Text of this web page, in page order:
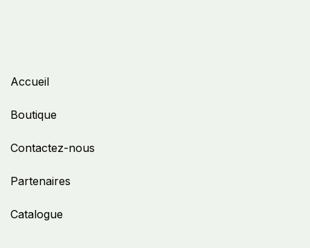
Accueil
Boutique
Contactez-nous
Partenaires
Catalogue